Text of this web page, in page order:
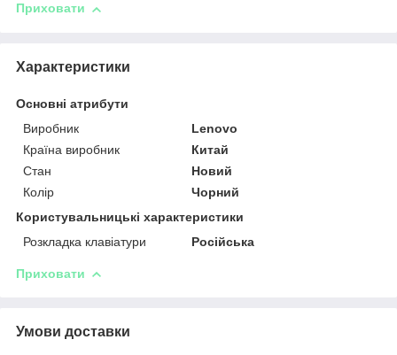
Приховати
Характеристики
Основні атрибути
Виробник
Lenovo
Країна виробник
Китай
Стан
Новий
Колір
Чорний
Користувальницькі характеристики
Розкладка клавіатури
Російська
Приховати
Умови доставки